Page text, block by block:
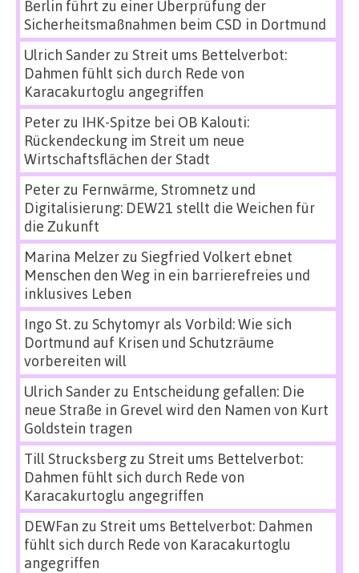
Berlin führt zu einer Überprüfung der
Sicherheitsmaßnahmen beim CSD in Dortmund
Ulrich Sanderzu Streit ums Bettelverbot:
Dahmen fühlt sich durch Rede von
Karacakurtoglu angegriffen
Peterzu IHK-Spitze bei OB Kalouti:
Rückendeckung im Streit um neue
Wirtschaftsflächen der Stadt
Peterzu Fernwärme, Stromnetz und
Digitalisierung: DEW21 stellt die Weichen für
die Zukunft
Marina Melzerzu Siegfried Volkert ebnet
Menschen den Weg in ein barrierefreies und
inklusives Leben
Ingo St.zu Schytomyr als Vorbild: Wie sich
Dortmund auf Krisen und Schutzräume
vorbereiten will
Ulrich Sanderzu Entscheidung gefallen: Die
neue Straße in Grevel wird den Namen von Kurt
Goldstein tragen
Till Strucksbergzu Streit ums Bettelverbot:
Dahmen fühlt sich durch Rede von
Karacakurtoglu angegriffen
DEWFan zu Streit ums Bettelverbot: Dahmen
fühlt sich durch Rede von Karacakurtoglu
angegriffen